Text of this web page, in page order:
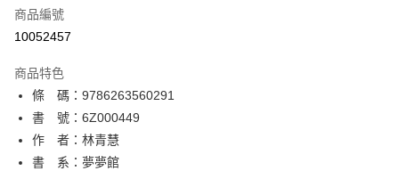
超商取貨付款
相關說明
【關於「AFTEE先享後付」】
AFTEE先享後付是「在收到商品之後才付款」的支付方式。 讓您購物簡單
便利好安心！
１．簡單：不需註冊會員、不需綁卡、不需儲值。
２．便利：只要手機號碼，簡訊認證，即可結帳。
ATM付款
運送方式
商品編號
10052457
商品特色
條 碼：9786263560291
書 號：6Z000449
作 者：林青慧
書 系：夢夢館